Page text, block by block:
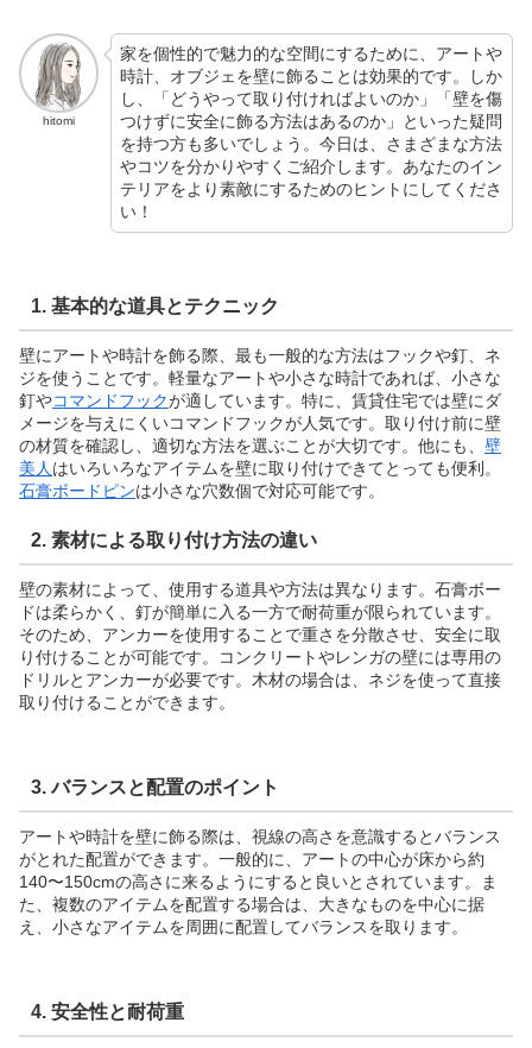
hitomi
家を個性的で魅力的な空間にするために、アートや
時計、オブジェを壁に飾ることは効果的です。しか
し、「どうやって取り付ければよいのか」「壁を傷
つけずに安全に飾る方法はあるのか」といった疑問
を持つ方も多いでしょう。今日は、さまざまな方法
やコツを分かりやすくご紹介します。あなたのイン
テリアをより素敵にするためのヒントにしてくださ
い！
1. 基本的な道具とテクニック
壁にアートや時計を飾る際、最も一般的な方法はフックや釘、ネ
ジを使うことです。軽量なアートや小さな時計であれば、小さな
釘やコマンドフックが適しています。特に、賃貸住宅では壁にダ
メージを与えにくいコマンドフックが人気です。取り付け前に壁
の材質を確認し、適切な方法を選ぶことが大切です。他にも、 壁
美人はいろいろなアイテムを壁に取り付けできてとっても便利。
石膏ボードピンは小さな穴数個で対応可能です。
2. 素材による取り付け方法の違い
壁の素材によって、使用する道具や方法は異なります。石膏ボー
ドは柔らかく、釘が簡単に入る一方で耐荷重が限られています。
そのため、アンカーを使用することで重さを分散させ、安全に取
り付けることが可能です。コンクリートやレンガの壁には専用の
ドリルとアンカーが必要です。木材の場合は、ネジを使って直接
取り付けることができます。
3. バランスと配置のポイント
アートや時計を壁に飾る際は、視線の高さを意識するとバランス
がとれた配置ができます。一般的に、アートの中心が床から約
140〜150cmの高さに来るようにすると良いとされています。ま
た、複数のアイテムを配置する場合は、大きなものを中心に据
え、小さなアイテムを周囲に配置してバランスを取ります。
4. 安全性と耐荷重